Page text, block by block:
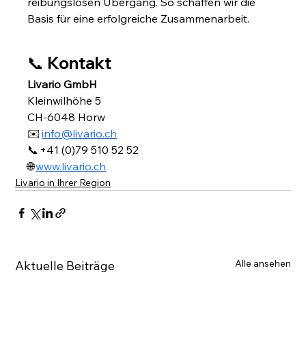
Basis für eine erfolgreiche Zusammenarbeit.
📞 Kontakt
Livario GmbH
Kleinwilhöhe 5
CH-6048 Horw
✉️ info@livario.ch
📞 +41 (0)79 510 52 52
🌐 www.livario.ch
Livario in Ihrer Region
Aktuelle Beiträge Alle ansehen